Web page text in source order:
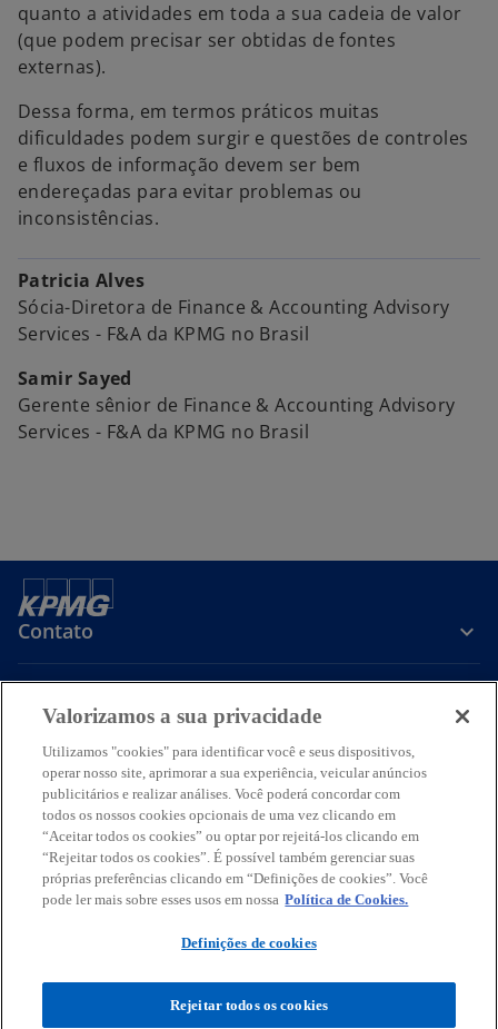
quanto a atividades em toda a sua cadeia de valor
(que podem precisar ser obtidas de fontes
externas).
Dessa forma, em termos práticos muitas
dificuldades podem surgir e questões de controles
e fluxos de informação devem ser bem
endereçadas para evitar problemas ou
inconsistências.
Patricia Alves
Sócia-Diretora de Finance & Accounting Advisory
Services - F&A da KPMG no Brasil
Samir Sayed
Gerente sênior de Finance & Accounting Advisory
Services - F&A da KPMG no Brasil
Contato
Sobre a KPMG
Serviços
a
b
r
e
m
u
m
a
b
r
e
m
u
m
a
b
r
e
m
u
m
a
b
r
e
u
a
b
r
e
u
Termos de usoPrivacidadeAcessibilidadeAjudaGlossário
brasileira, de responsabilidade limitada e firma-membro da
licenciadas da KPMG International Limited, uma empresa inglesa
privada de responsabilidade limitada. Todos os direitos reservados.
Valorizamos a sua privacidade
Utilizamos "cookies" para identificar você e seus dispositivos,
operar nosso site, aprimorar a sua experiência, veicular anúncios
publicitários e realizar análises. Você poderá concordar com
todos os nossos cookies opcionais de uma vez clicando em
“Aceitar todos os cookies” ou optar por rejeitá-los clicando em
“Rejeitar todos os cookies”. É possível também gerenciar suas
próprias preferências clicando em “Definições de cookies”. Você
pode ler mais sobre esses usos em nossa Política de Cookies.
Definições de cookies
Rejeitar todos os cookies